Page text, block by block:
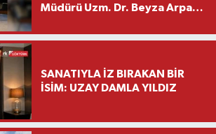
Müdürü Uzm. Dr. Beyza Arpacı
Ziyareti
SANATIYLA İZ BIRAKAN BİR
İSİM: UZAY DAMLA YILDIZ